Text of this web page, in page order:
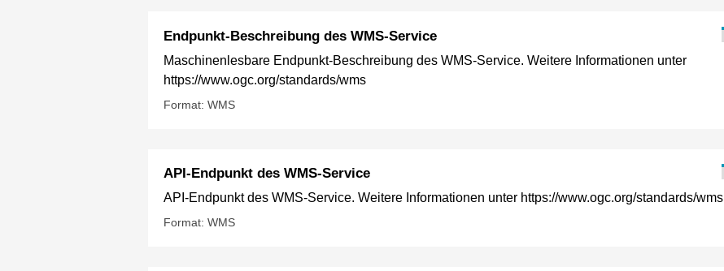
Endpunkt-Beschreibung des WMS-Service
Maschinenlesbare Endpunkt-Beschreibung des WMS-Service. Weitere Informationen unter
https://www.ogc.org/standards/wms
Format: WMS
API-Endpunkt des WMS-Service
API-Endpunkt des WMS-Service. Weitere Informationen unter https://www.ogc.org/standards/wms
Format: WMS